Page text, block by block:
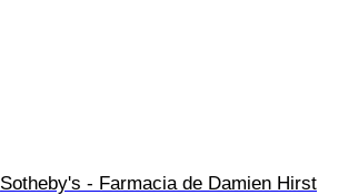
Sotheby's - Farmacia de Damien Hirst